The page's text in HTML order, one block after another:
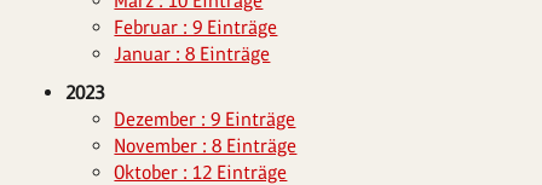
Februar : 9 Einträge
Januar : 8 Einträge
2023
Dezember : 9 Einträge
November : 8 Einträge
Oktober : 12 Einträge